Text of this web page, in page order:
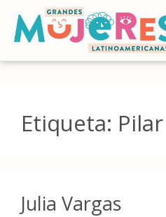
Etiqueta:
Julia Vargas